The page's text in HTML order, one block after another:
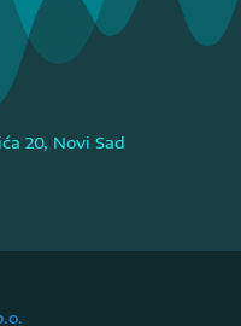
20, Novi Sad